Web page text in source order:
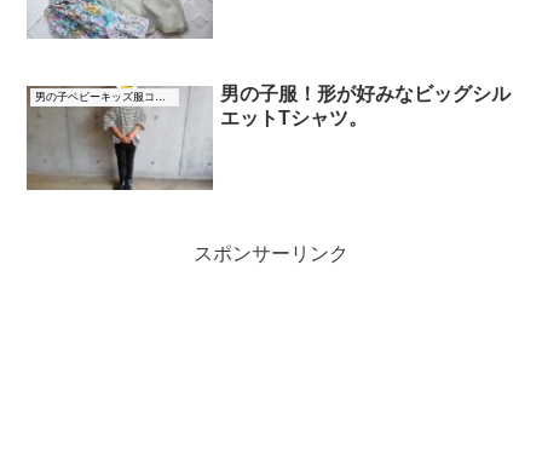
男の子ベビーキッズ服コーデ
男の子服！形が好みなビッグシル
エットTシャツ。
スポンサーリンク